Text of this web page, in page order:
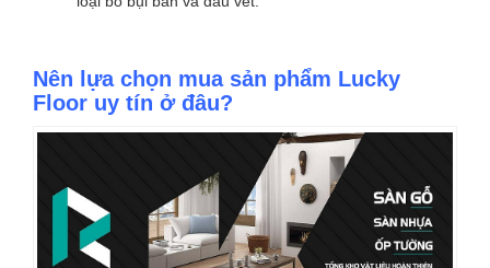
Nên lựa chọn mua sản phẩm Lucky
Floor uy tín ở đâu?